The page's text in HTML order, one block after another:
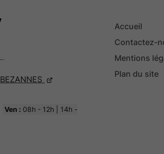
BEZANNES
Ven : 08h - 12h | 14h -
Accueil
Contactez-
Mentions
Plan du site